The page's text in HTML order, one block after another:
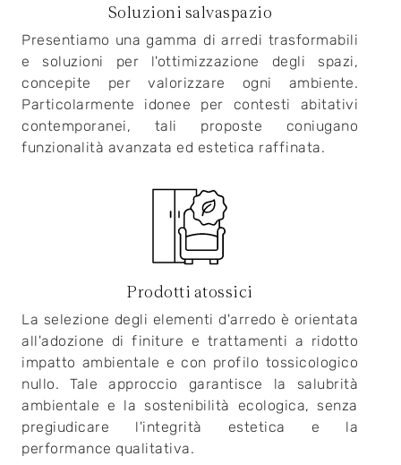
Soluzioni salvaspazio
Presentiamo una gamma di arredi trasformabili
e soluzioni per l'ottimizzazione degli spazi,
concepite per valorizzare ogni ambiente.
Particolarmente idonee per contesti abitativi
contemporanei, tali proposte coniugano
funzionalità avanzata ed estetica raffinata.
Prodotti atossici
La selezione degli elementi d'arredo è orientata
all'adozione di finiture e trattamenti a ridotto
impatto ambientale e con profilo tossicologico
nullo. Tale approccio garantisce la salubrità
ambientale e la sostenibilità ecologica, senza
pregiudicare l'integrità estetica e la
performance qualitativa.